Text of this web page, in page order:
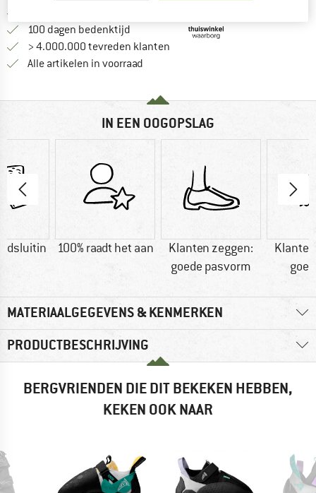
100 dagen bedenktijd Vind de betalingsinformatie hier!
> 4.000.000 tevreden klanten
Alle artikelen in voorraad
IN EEN OOGOPSLAG
100% raadt het aan
Klanten zeggen:
goede pasvorm
MATERIAALGEGEVENS & KENMERKEN
PRODUCTBESCHRIJVING
BERGVRIENDEN DIE DIT BEKEKEN HEBBEN,
KEKEN OOK NAAR